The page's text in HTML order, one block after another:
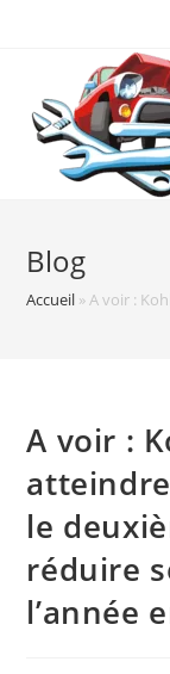
Blog
Accueil »A voir :
A voir :
le
réduire
l’année